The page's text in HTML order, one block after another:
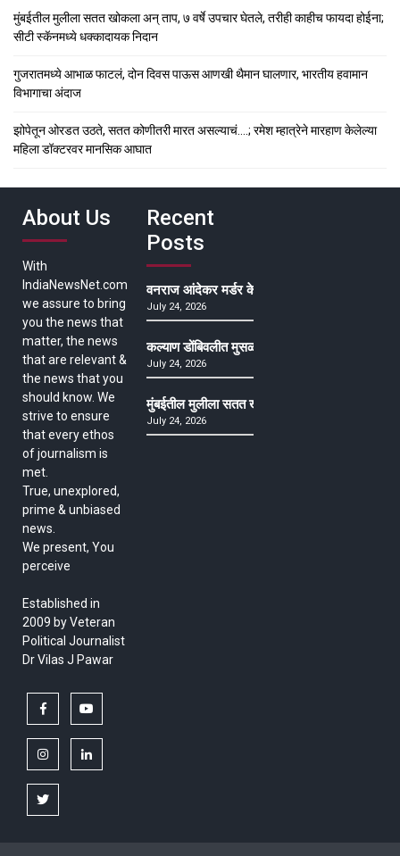
मुंबईतील मुलीला सतत खोकला अन् ताप, ७ वर्षे उपचार घेतले, तरीही काहीच फायदा होईना;
सीटी स्कॅनमध्ये धक्कादायक निदान
गुजरातमध्ये आभाळ फाटलं, दोन दिवस पाऊस आणखी थैमान घालणार, भारतीय हवामान
विभागाचा अंदाज
झोपेतून ओरडत उठते, सतत कोणीतरी मारत असल्याचं….; रमेश म्हात्रेने मारहाण केलेल्या
महिला डॉक्टरवर मानसिक आघात
About Us
With
IndiaNewsNet.com
we assure to bring
you the news that
matter, the news
that are relevant &
the news that you
should know. We
strive to ensure
that every ethos
of journalism is
met.
True, unexplored,
prime & unbiased
news.
We present, You
perceive
Established in
2009 by Veteran
Political Journalist
Dr Vilas J Pawar
facebook
instagramlinkedin
twitter
Recent
Posts
वनराज आंदेकर मर्डर केसमधील साक्षीदाराची हत्या,
July 24, 2026
कल्याण डोंबिवलीत मुसळधार ते अतिमुसळधार पाऊस,
July 24, 2026
मुंबईतील मुलीला सतत खोकला अन् ताप, ७ वर्षे उपचार
July 24, 2026